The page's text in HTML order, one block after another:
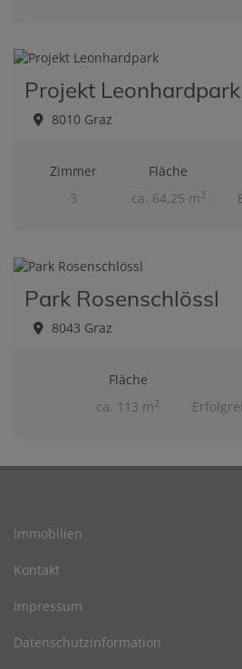
Projekt Leonhardpark
8010 Graz
Zimmer
3
Fläche
ca. 64,25 m2
Park Rosenschlössl
8043 Graz
Fläche
ca. 113 m2
Immobilien
Kontakt
Impressum
Datenschutzinformation